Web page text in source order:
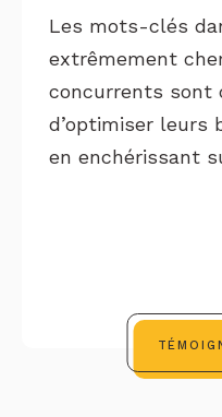
Les mots-clés
extrêmement
concurrents sont
d’optimiser leurs
en enchérissant